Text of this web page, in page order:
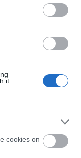
it
cookies on
H.
A
új